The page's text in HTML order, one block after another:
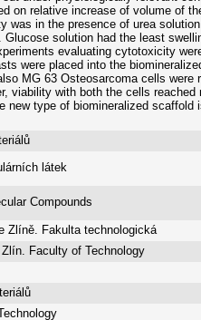
on relative increase of volume of
was in the presence of urea
solution had the least
evaluating cytotoxicity
were placed into the
MG 63 Osteosarcoma cells were
viability with both the cells reached
new type of biomineralized scaffold
látek
Compounds
Zlíně. Fakulta technologická
Faculty of Technology